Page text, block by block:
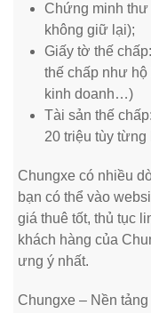
Chứng minh thư
không giữ lại);
Giấy tờ thế
thế chấp như
kinh doanh…)
Tài sản thế
20 triệu tùy từng
Chungxe có nhiều
bạn có thể vào
giá thuê tốt, thủ tục
khách hàng của
ưng ý nhất.
Chungxe – Nền